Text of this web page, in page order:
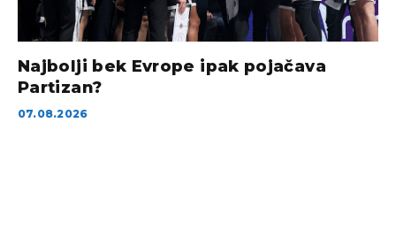
Najbolji bek Evrope ipak pojačava
Partizan?
07.08.2026